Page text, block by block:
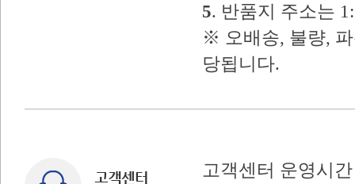
5. 반품지 주소는
※ 오배송, 불량,
당됩니다.
고객센터 운영시